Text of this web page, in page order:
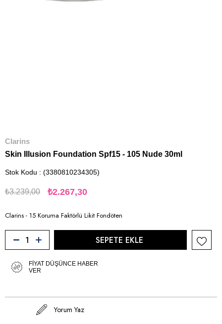
Clarins
Skin Illusion Foundation Spf15 - 105 Nude 30ml
Stok Kodu (3380810234305)
₺3.239,00 ₺2.267,30
Clarins - 15 Koruma Faktörlü Likit Fondöten
FIYAT DÜŞÜNCE HABER
VER
Yorum Yaz